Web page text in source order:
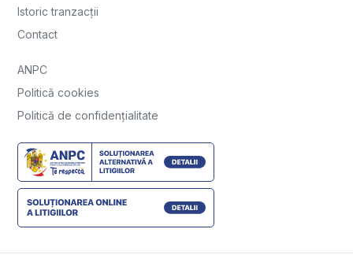
Istoric tranzacții
Contact
ANPC
Politică cookies
Politică de confidențialitate